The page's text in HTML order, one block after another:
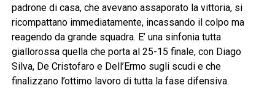
padrone di casa, che avevano assaporato la vittoria, si
ricompattano immediatamente, incassando il colpo ma
reagendo da grande squadra. E’ una sinfonia tutta
giallorossa quella che porta al 25-15 finale, con Diago
Silva, De Cristofaro e Dell’Ermo sugli scudi e che
finalizzano l’ottimo lavoro di tutta la fase difensiva.